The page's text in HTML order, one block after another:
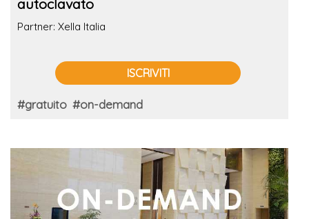
autoclavato
Partner: Xella Italia
ISCRIVITI
#gratuito #on-demand